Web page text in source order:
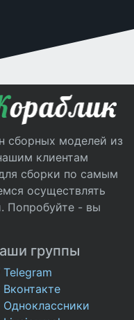
сборных моделей из
клиентам
сборки по самым
осуществлять
Попробуйте - вы
группы
Telegram
Вконтакте
Одноклассники